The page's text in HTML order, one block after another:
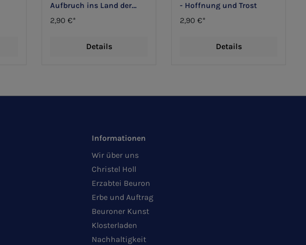
Aufbruch ins Land der
Verheißung
2,90 €*
Details
- Hoffnung und Trost
2,90 €*
Details
Informationen
Wir über uns
Christel Holl
Erzabtei Beuron
Erbe und Auftrag
Beuroner Kunst
Klosterladen
Nachhaltigkeit